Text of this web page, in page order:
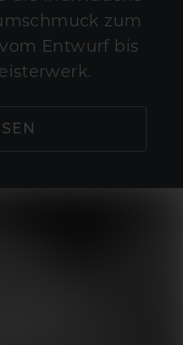
zum
Entwurf bis